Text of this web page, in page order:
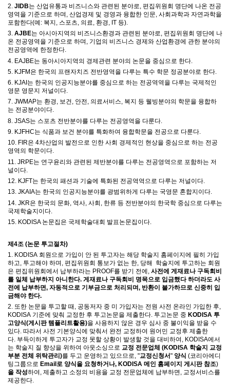
2. JIDB는 산업유통과 비즈니스와 관련된 분야로, 편집위원회 명단에 나온 전공
영역을 기준으로 하며, 산업경제 및 경영과 융합한 인문, 사회과학과 자연과학을
포함한다(예: 복지, 스포츠, 의료, 환경, IT 등).
3. AJBE는 아시아지역의 비즈니스환경과 관련된 분야로, 편집위원회 명단에 나
온 전공영역을 기준으로 하며 , 기업의 비즈니스 경제와 산업환경에 관한 분야의
전공영역에 한정한다.
4. EAJBE는 동아시아지역의 경제관련 분야의 논문을 중심으로 한다.
5. KJFM은 한국의 프랜자치즈 전반영역을 다루는 특수 학문 정공분야로 한다.
6. KJAI는 한국의 인공지능분야를 중심으로 하는 전공역역을 다루는 국제적인
영문 영문지 저널이다.
7. JWMAP는 환경, 보건, 안전, 의료서비스, 복지 등 웰빙분야의 학문을 융합하
는 전공분야이다.
8. JSAS는 스포츠 전반분야를 다루는 전공영역을 다룬다.
9. KJFHC는 식품과 보건 분야를 특화하여 융합학문을 전공으로 다룬다.
10. FIR은 4차산업의 발전으로 인한 사회 경제적인 현상을 중심으로 하는 전공
영역의 학문이다.
11. JRPE는 연구윤리와 관련된 제반분야를 다루는 전공영역으로 포함하는 저
널이다.
12. KJFT는 한국의 패션과 기술에 특화된 전공역역으로 다루는 저널이다.
13. JKAIA는 한국의 인공지능분야를 광범위하게 다루는 국영문 혼합지이다.
14. JKR은 한국의 문화, 역사, 사회, 한류 등 전반분야의 한국학 중심으로 다루는
국제학술지이다.
15. KODISA 논문집은 국제학술대회 발표논문집이다.
제4조 (논문 투고절차)
1. KODISA 회원으로 가입이 안 된 투고자는 해당 학술지 홈페이지에 필히 가입
하고, 투고해야 하며 , 편집위원회 통보가 없는 한, 당해
학술지에 투고하는 회원
은 편집위원회에서 납부하라는 PROOF를 받기 전에 , 사전에 게재료나 구독회비
를 일체 납부하지 아니한다. 게재료나 구독회비 명목으로 입금했다 하더라도 사
전에 납부하면, 자동적으로 기부금으로 처리되며, 반환이 불가하므로 신중히 입
금해야 한다.
2. 또한 논문을 투고할 때 , 공동저자 중 미 가입자는 전원 사전 온라인 가입한 후,
KODISA 기준에 맞춰 교정한 후 투고논문을 제출한다. 투고논문 중 KODISA 투
고양식(게시판 템플리트활용)을 사용하지 않은 경우 심사 중 불이익을 받을 수
있다. 따라서 사전 기본양식에 맞춰서 완전 교정하여 원어민 교정후 제출한
다. 부득이하게 투고자가 교정 못할 상황이 발생할 것을 대비하여 , KODISA에서
는 학술지 질 향상을 위하여 아웃소싱으로 교정 전문업체 (KODISA 학술지 교정
부분 전체 위탁관리 )를 두고 운영하고 있으므로, "교정신청서" 양식 (코리아에디
팅그룹으로 Email 로 양식을 요청하거나, KODISA 메인 홈페이지 게시판 참조)
을 작성하여 , 제출하고 소정의 비용을 교정 전문업체에 납부하면 , 교정서비스를
제공한다.